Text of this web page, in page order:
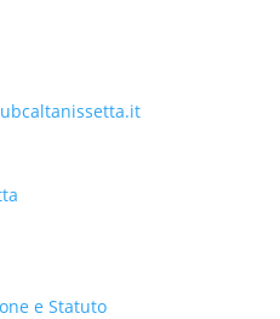
e Statuto